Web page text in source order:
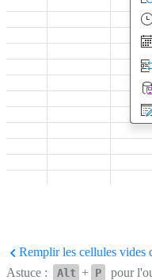
Remplir les cellules vides
Astuce :
Alt + P pour